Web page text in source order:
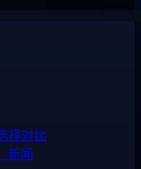
择对比
新闻